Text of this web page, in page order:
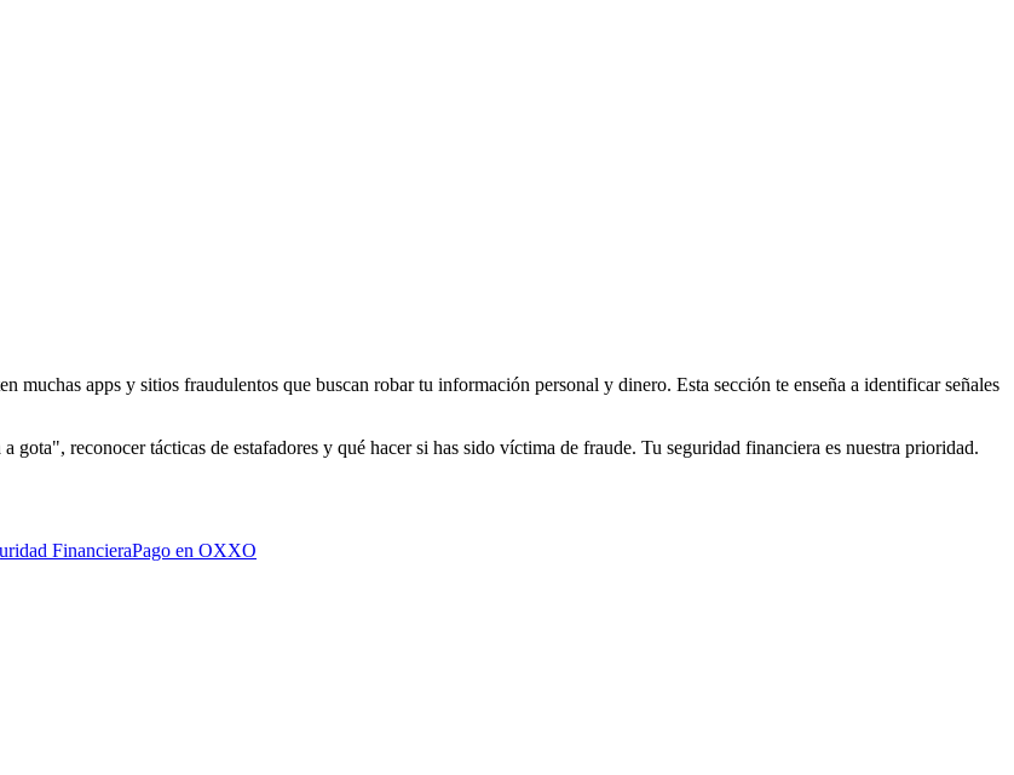
apps y sitios fraudulentos que buscan robar tu información personal y dinero. Esta sección te enseña a identificar señales
reconocer tácticas de estafadores y qué hacer si has sido víctima de fraude. Tu seguridad financiera es nuestra prioridad.
FinancieraPago en OXXO